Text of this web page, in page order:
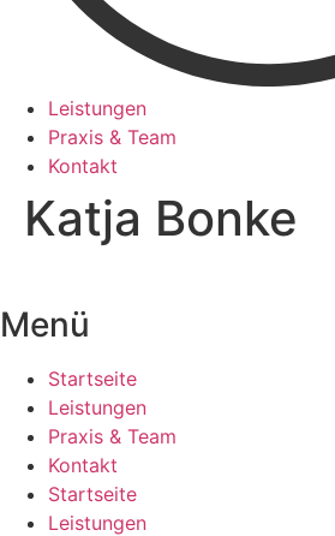
Leistungen
Praxis & Team
Kontakt
Katja Bonke
Menü
Startseite
Leistungen
Praxis & Team
Kontakt
Startseite
Leistungen